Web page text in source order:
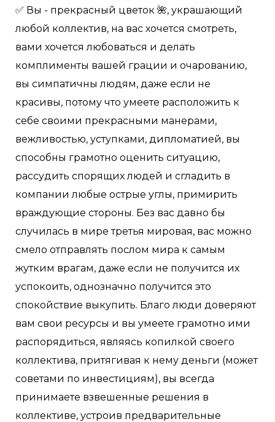
✅ Вы - прекрасный цветок 🌺, украшающий
любой коллектив, на вас хочется смотреть,
вами хочется любоваться и делать
комплименты вашей грации и очарованию,
вы симпатичны людям, даже если не
красивы, потому что умеете расположить к
себе своими прекрасными манерами,
вежливостью, уступками, дипломатией, вы
способны грамотно оценить ситуацию,
рассудить спорящих людей и сгладить в
компании любые острые углы, примирить
враждующие стороны. Без вас давно бы
случилась в мире третья мировая, вас можно
смело отправлять послом мира к самым
жутким врагам, даже если не получится их
успокоить, однозначно получится это
спокойствие выкупить. Благо люди доверяют
вам свои ресурсы и вы умеете грамотно ими
распорядиться, являясь копилкой своего
коллектива, притягивая к нему деньги (может
советами по инвестициям), вы всегда
принимаете взвешенные решения в
коллективе, устроив предварительные